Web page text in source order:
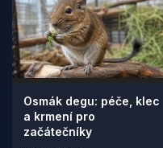
Osmák degu: péče, klec
a krmení pro
začátečníky